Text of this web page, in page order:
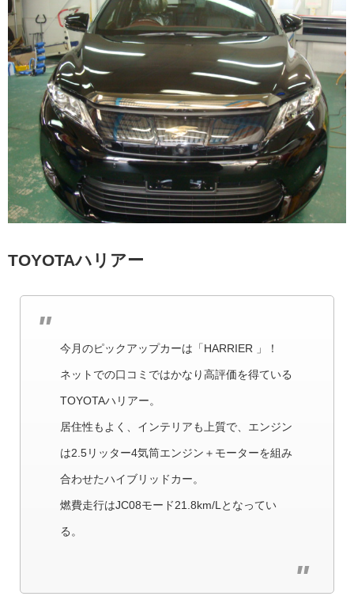
TOYOTAハリアー
今月のピックアップカーは「HARRIER 」！
ネットでの口コミではかなり高評価を得ている
TOYOTAハリアー。
居住性もよく、インテリアも上質で、エンジン
は2.5リッター4気筒エンジン＋モーターを組み
合わせたハイブリッドカー。
燃費走行はJC08モード21.8km/Lとなってい
る。